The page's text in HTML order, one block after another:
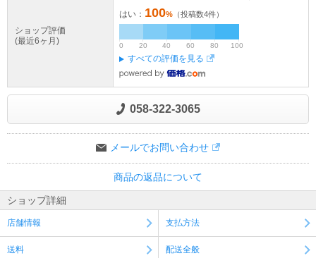
ショップ評価
(最近6ヶ月)
はい： 100% （投稿数4件）
0 20 40 60 80 100
すべての評価を見る
058-322-3065
メールでお問い合わせ
商品の返品について
ショップ詳細
店舗情報 支払方法
送料 配送全般